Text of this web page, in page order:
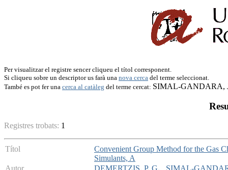
Per visualitzar el registre sencer cliqueu el títol corresponent.
Si cliqueu sobre un descriptor us farà una nova cerca del terme seleccionat.
També es pot fer una cerca al catàleg del terme cercat: SIMAL-GANDARA,
Registres trobats: 1
Títol
Convenient Group Method for the Gas
Simulants, A